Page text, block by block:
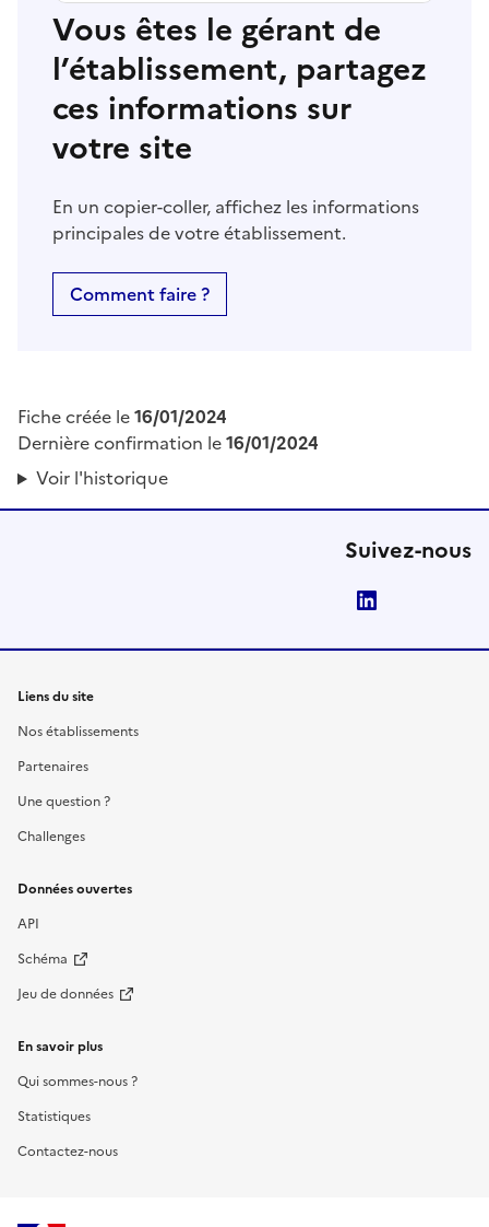
Vous êtes le gérant de
l’établissement, partagez
ces informations sur
votre site
En un copier-coller, affichez les informations
principales de votre établissement.
Comment faire ?
Fiche créée le16/01/2024
Dernière confirmation le16/01/2024
Voir l'historique
Suivez-nous
Liens du site
Nos établissements
Partenaires
Une question ?
Challenges
Données ouvertes
API
Schéma
Jeu de données
En savoir plus
Qui sommes-nous ?
Statistiques
Contactez-nous